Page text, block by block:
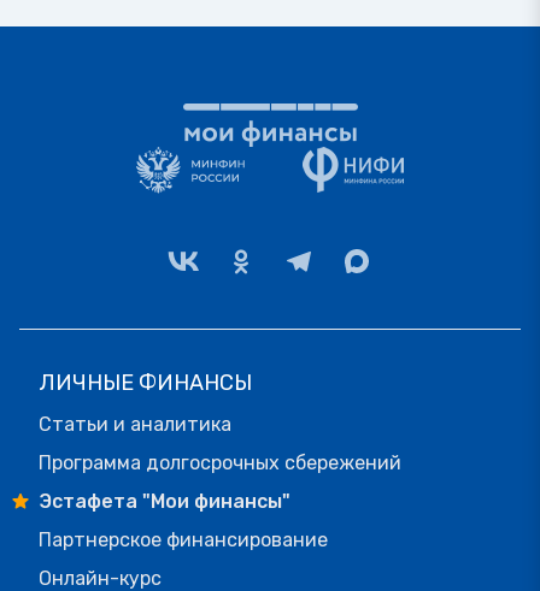
ЛИЧНЫЕ ФИНАНСЫ
Статьи и аналитика
Программа долгосрочных сбережений
Эстафета "Мои финансы"
Партнерское финансирование
Онлайн-курс